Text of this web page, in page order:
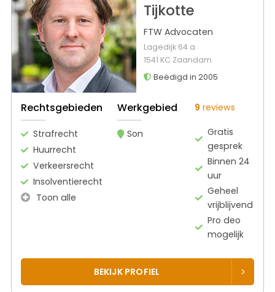
Tijkotte
FTW Advocaten
Lagedijk 64 a
1541 KC Zaandam
Beëdigd in 2005
Rechtsgebieden
Strafrecht
Huurrecht
Verkeersrecht
Insolventierecht
Toon alle
Werkgebied
Son
9 reviews
Gratis
gesprek
Binnen 24
uur
Geheel
vrijblijvend
Pro deo
mogelijk
BEKIJK PROFIEL